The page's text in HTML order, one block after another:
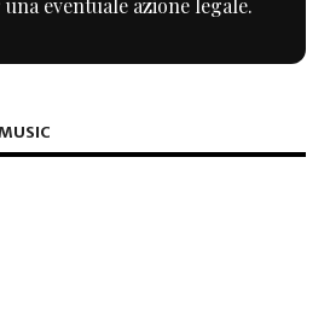
eventuale azione legale.